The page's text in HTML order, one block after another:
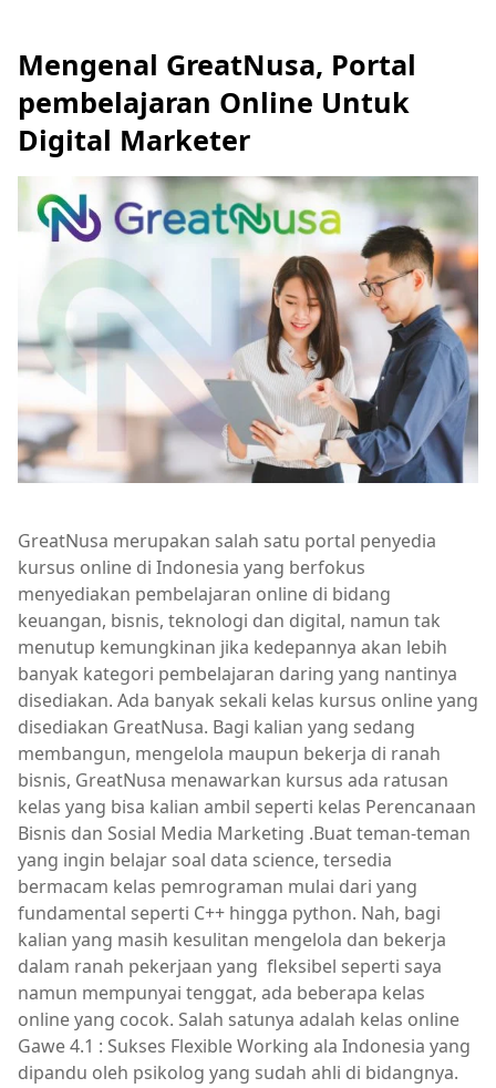
Mengenal GreatNusa, Portal
pembelajaran Online Untuk
Digital Marketer
GreatNusa merupakan salah satu portal penyedia
kursus online di Indonesia yang berfokus
menyediakan pembelajaran online di bidang
keuangan, bisnis, teknologi dan digital, namun tak
menutup kemungkinan jika kedepannya akan lebih
banyak kategori pembelajaran daring yang nantinya
disediakan. Ada banyak sekali kelas kursus online yang
disediakan GreatNusa. Bagi kalian yang sedang
membangun, mengelola maupun bekerja di ranah
bisnis, GreatNusa menawarkan kursus ada ratusan
kelas yang bisa kalian ambil seperti kelas Perencanaan
Bisnis dan Sosial Media Marketing .Buat teman-teman
yang ingin belajar soal data science, tersedia
bermacam kelas pemrograman mulai dari yang
fundamental seperti C++ hingga python. Nah, bagi
kalian yang masih kesulitan mengelola dan bekerja
dalam ranah pekerjaan yang fleksibel seperti saya
namun mempunyai tenggat, ada beberapa kelas
online yang cocok. Salah satunya adalah kelas online
Gawe 4.1 : Sukses Flexible Working ala Indonesia yang
dipandu oleh psikolog yang sudah ahli di bidangnya.